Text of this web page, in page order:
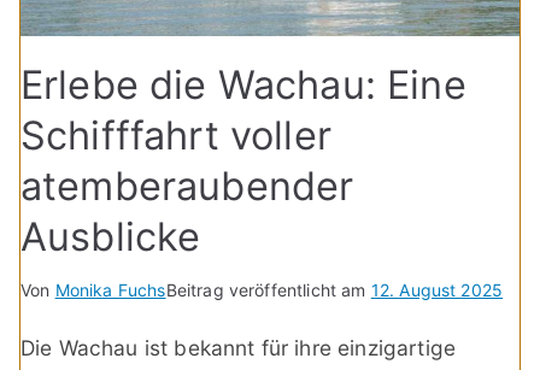
Erlebe die Wachau: Eine
Schifffahrt voller
atemberaubender
Ausblicke
Von Monika FuchsBeitrag veröffentlicht am 12. August 2025
Die Wachau ist bekannt für ihre einzigartige